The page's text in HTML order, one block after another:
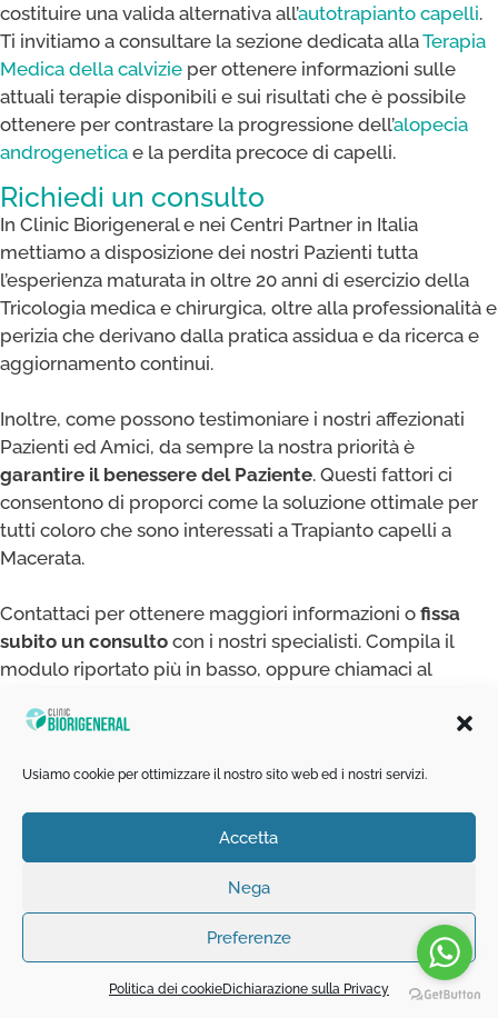
Usiamo cookie per ottimizzare il nostro sito web ed i nostri servizi.
Accetta
Nega
Preferenze
Politica dei cookieDichiarazione sulla Privacy
costituire una valida alternativa all’autotrapianto capelli.
Ti invitiamo a consultare la sezione dedicata allaTerapia
Medica della calvizie per ottenere informazioni sulle
attuali terapie disponibili e sui risultati che è possibile
ottenere per contrastare la progressione dell’alopecia
androgenetica e la perdita precoce di capelli.
Richiedi un consulto
In Clinic Biorigeneral e nei Centri Partner in Italia
mettiamo a disposizione dei nostri Pazienti tutta
l’esperienza maturata in oltre 20 anni di esercizio della
Tricologia medica e chirurgica, oltre alla professionalità e
perizia che derivano dalla pratica assidua e da ricerca e
aggiornamento continui.
Inoltre, come possono testimoniare i nostri affezionati
Pazienti ed Amici, da sempre la nostra priorità è
garantire il benessere del Paziente. Questi fattori ci
consentono di proporci come la soluzione ottimale per
tutti coloro che sono interessati a Trapianto capelli a
Macerata.
Contattaci per ottenere maggiori informazioni o fissa
subito un consulto con i nostri specialisti. Compila il
modulo riportato più in basso, oppure chiamaci al
ben visibili in cima alla pagina. Grazie!
Richiedi un video consulto
video consulto
Contattaci per esplorare tutte le possibilità
Rivolgiti a professionisti seri, qualificati e di comprovata
esperienza. I nostri esperti studieranno il tuo caso per
consigliarti al meglio.